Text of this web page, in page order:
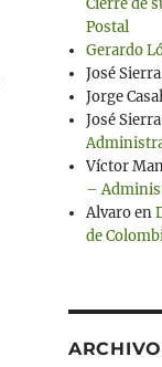
Postal
Gerardo
José
Jorge
José
Víctor
–
Alvaroen
de